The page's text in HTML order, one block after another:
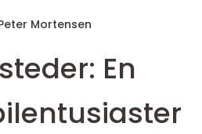
Mortensen
En